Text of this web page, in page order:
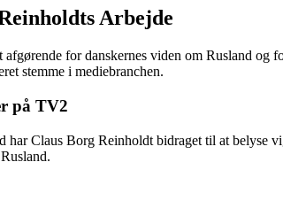
Arbejde
for danskernes viden om Rusland og
stemme i mediebranchen.
på TV2
har Claus Borg Reinholdt bidraget til at